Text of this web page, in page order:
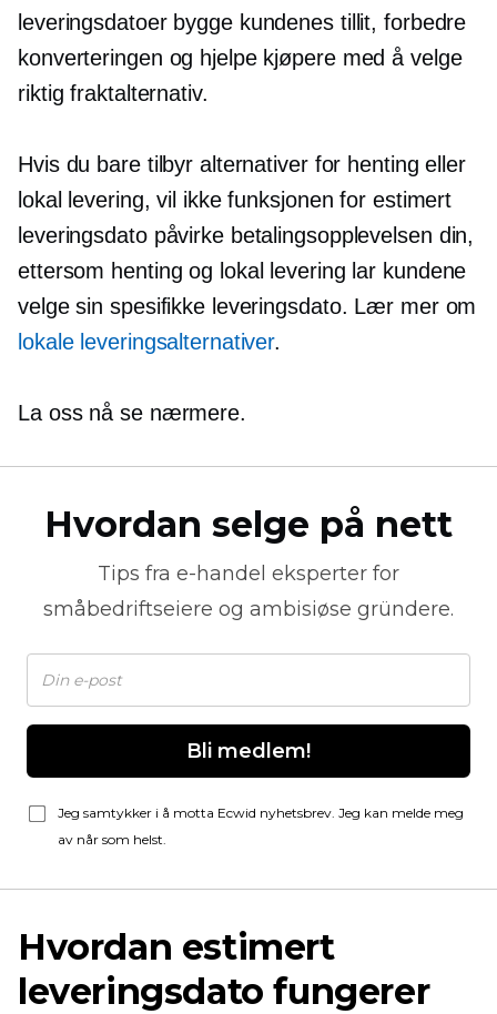
leveringsdatoer bygge kundenes tillit, forbedre
konverteringen og hjelpe kjøpere med å velge
riktig fraktalternativ.
Hvis du bare tilbyr alternativer for henting eller
lokal levering, vil ikke funksjonen for estimert
leveringsdato påvirke betalingsopplevelsen din,
ettersom henting og lokal levering lar kundene
velge sin spesifikke leveringsdato. Lær mer om
lokale leveringsalternativer.
La oss nå se nærmere.
Hvordan selge på nett
Tips fra e-handel eksperter for
småbedriftseiere og ambisiøse gründere.
Bli medlem!
Jeg samtykker i å motta Ecwid nyhetsbrev. Jeg kan melde meg
av når som helst.
Hvordan estimert
leveringsdato fungerer